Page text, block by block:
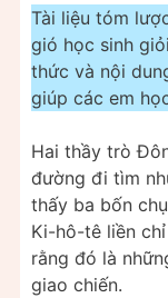
Tài liệu tóm
gió học sinh
thức và nội
giúp các em
Hai thầy trò
đường đi tìm
thấy ba bốn
Ki-hô-tê liền
rằng đó là
giao chiến.